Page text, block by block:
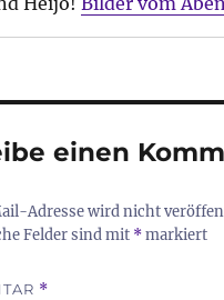
einen
Adresse wird nicht
Felder sind mit *markiert
*